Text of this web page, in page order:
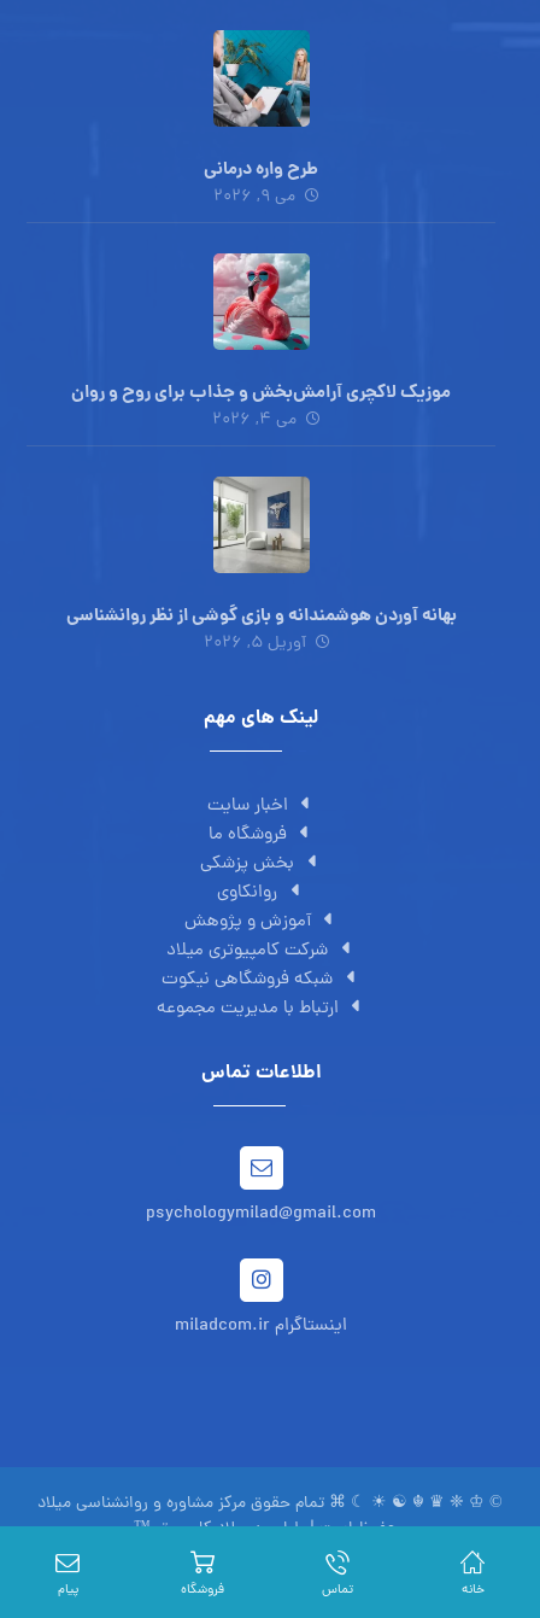
طرح واره درمانی
می ۹, ۲۰۲۶
موزیک لاکچری آرامش‌بخش‌ و جذاب‌ برای روح و روان
می ۴, ۲۰۲۶
بهانه آوردن هوشمندانه و بازی گوشی از نظر روانشناسی
آوریل ۵, ۲۰۲۶
لینک های مهم
اخبار سایت
فروشگاه ما
بخش پزشکی
روانکاوی
آموزش و پژوهش
شرکت کامپیوتری میلاد
شبکه فروشگاهی نیکوت
ارتباط با مدیریت مجموعه
اطلاعات تماس
psychologymilad@gmail.com
اینستاگرام miladcom.ir
© ♔ ❈ ♛ ☬ ☯ ☀ ☾ ⌘ تمام حقوق مرکز مشاوره و روانشناسی میلاد
محفوظ است | طراحی:میلاد کامپیوتر ™
سیاست حفظ حریم خصوصی
www.miladcom.com
خانه تماس فروشگاه پیام